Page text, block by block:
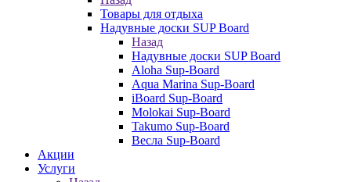
Товары для отдыха
Надувные доски SUP Board
Назад
Надувные доски SUP Board
Aloha Sup-Board
Aqua Marina Sup-Board
iBoard Sup-Board
Molokai Sup-Board
Takumo Sup-Board
Весла Sup-Board
Акции
Услуги